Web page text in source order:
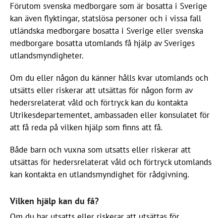
Förutom svenska medborgare som är bosatta i Sverige
kan även flyktingar, statslösa personer och i vissa fall
utländska medborgare bosatta i Sverige eller svenska
medborgare bosatta utomlands få hjälp av Sveriges
utlandsmyndigheter.
Om du eller någon du känner hålls kvar utomlands och
utsätts eller riskerar att utsättas för någon form av
hedersrelaterat våld och förtryck kan du kontakta
Utrikesdepartementet, ambassaden eller konsulatet för
att få reda på vilken hjälp som finns att få.
Både barn och vuxna som utsatts eller riskerar att
utsättas för hedersrelaterat våld och förtryck utomlands
kan kontakta en utlandsmyndighet för rådgivning.
Vilken hjälp kan du få?